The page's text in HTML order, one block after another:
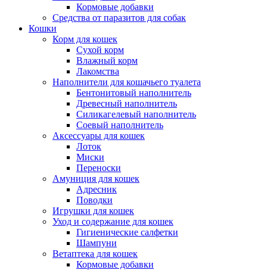
Кормовые добавки
Средства от паразитов для собак
Кошки
Корм для кошек
Сухой корм
Влажный корм
Лакомства
Наполнители для кошачьего туалета
Бентонитовый наполнитель
Древесный наполнитель
Силикагелевый наполнитель
Соевый наполнитель
Аксессуары для кошек
Лоток
Миски
Переноски
Амуниция для кошек
Адресник
Поводки
Игрушки для кошек
Уход и содержание для кошек
Гигиенические салфетки
Шампуни
Ветаптека для кошек
Кормовые добавки